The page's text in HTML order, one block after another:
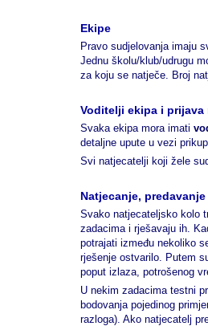
Ekipe
Pravo sudjelovanja imaju
Jednu školu/klub/udrugu
za koju se natječe. Broj
Voditelji ekipa i prijava
Svaka ekipa mora imati
detaljne upute u vezi
Svi natjecatelji koji žele
Natjecanje,
Svako natjecateljsko kolo
zadacima i rješavaju ih.
potrajati između nekoliko
rješenje ostvarilo. Putem
poput izlaza, potrošenog
U nekim zadacima testni
bodovanja pojedinog
razloga). Ako natjecatelj